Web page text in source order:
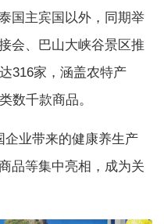
主宾国以外，同期举
会、巴山大峡谷景区推
316家，涵盖农特产
数千款商品。
业带来的健康养生产
品等集中亮相，成为关